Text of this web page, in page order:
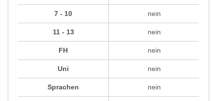
7 - 10
11 - 13
FH
Uni
Sprachen
nein
nein
nein
nein
nein